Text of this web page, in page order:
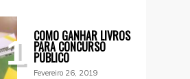
1 COMO GANHAR LIVROS
PARA CONCURSO
PÚBLICO
Fevereiro 26, 2019